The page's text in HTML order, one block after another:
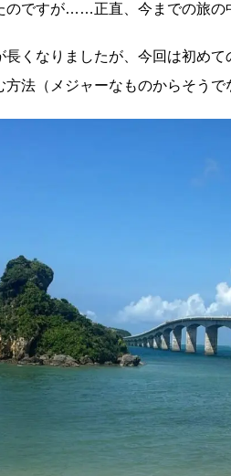
のですが……正直、今までの旅の
長くなりましたが、今回は初め
方法（メジャーなものからそうで